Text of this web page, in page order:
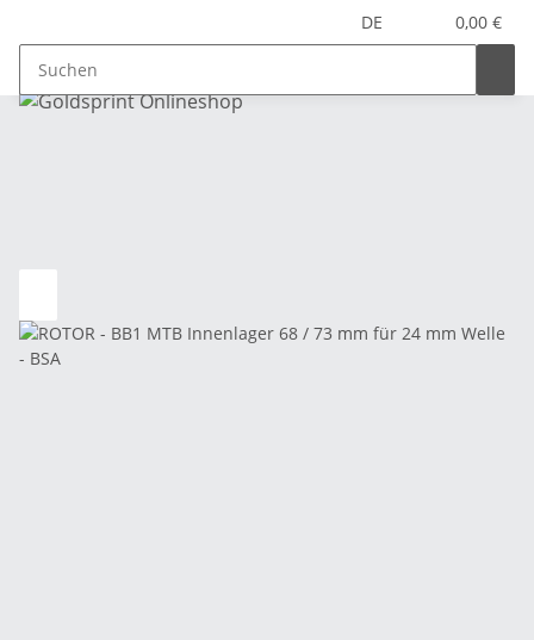
DE 0,00 €